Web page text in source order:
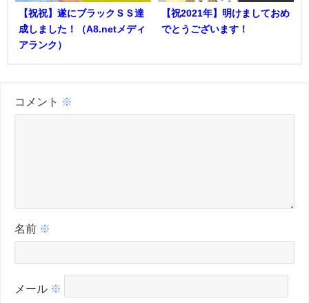
【祝祝】遂にブラックＳＳ達
成しました！（A8.netメディ
アランク）
【祝2021年】明けましておめ
でとうございます！
コメント ※
名前 ※
メール ※